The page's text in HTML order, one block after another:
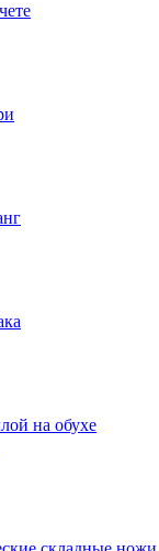
на обухе